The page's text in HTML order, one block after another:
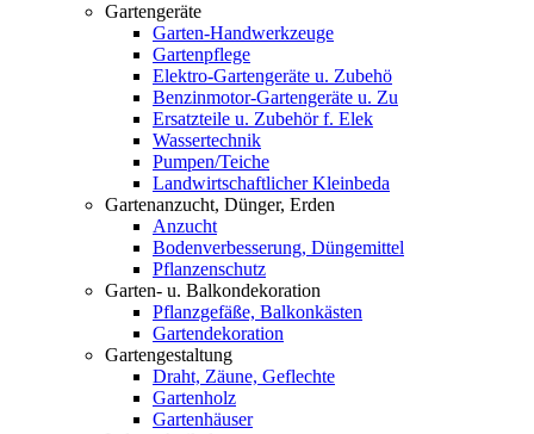
Gartengeräte
Garten-Handwerkzeuge
Gartenpflege
Elektro-Gartengeräte u. Zubehö
Benzinmotor-Gartengeräte u. Zu
Ersatzteile u. Zubehör f. Elek
Wassertechnik
Pumpen/Teiche
Landwirtschaftlicher Kleinbeda
Gartenanzucht, Dünger, Erden
Anzucht
Bodenverbesserung, Düngemittel
Pflanzenschutz
Garten- u. Balkondekoration
Pflanzgefäße, Balkonkästen
Gartendekoration
Gartengestaltung
Draht, Zäune, Geflechte
Gartenholz
Gartenhäuser